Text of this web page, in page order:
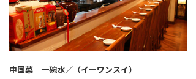
中国菜 一碗水／（イーワンスイ）